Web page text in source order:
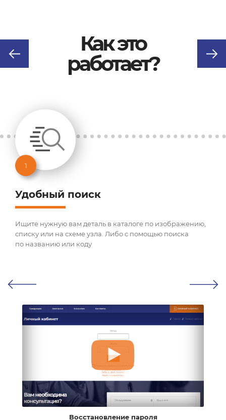
Как это
работает?
1
Удобный поиск
Ищите нужную вам деталь в каталоге по изображению,
списку или на схеме узла. Либо с помощью поиска
по названию или коду
Восстановление пароля